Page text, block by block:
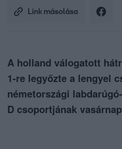
Link másolása
A holland válogatott
1-re legyőzte a lengyel
németországi
D csoportjának